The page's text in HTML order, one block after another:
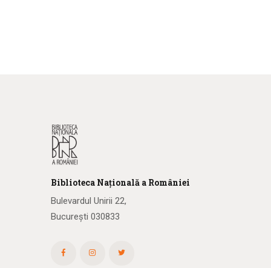
Biblioteca Națională a României
Bulevardul Unirii 22,
București 030833